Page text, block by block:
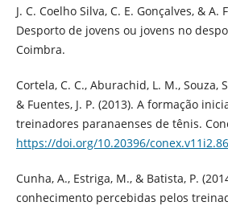
J. C. Coelho Silva, C. E. Gonçalves, & A.
Desporto de jovens ou jovens no
Coimbra.
Cortela, C. C., Aburachid, L. M., Souza,
& Fuentes, J. P. (2013). A formação
treinadores paranaenses de tênis.
https://doi.org/10.20396/
Cunha, A., Estriga, M., & Batista, P.
conhecimento percebidas pelos